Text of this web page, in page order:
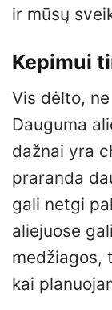
ir mūsų
Kepimui
Vis dėlto,
Dauguma
dažnai yra
praranda
gali netgi
aliejuose
medžiagos,
kai